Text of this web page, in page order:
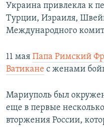
Украина привлекла к
Турции, Израиля,
Международного
11 мая Папа Римский
Ватикане с женами
Мариуполь был
еще в первые
вторжения России,